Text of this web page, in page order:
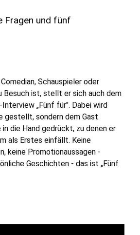
Fragen und fünf
Schauspieler oder
Besuch ist, stellt er sich auch dem
„Fünf für". Dabei wird
gestellt, sondern dem Gast
die Hand gedrückt, zu denen er
als Erstes einfällt. Keine
keine Promotionaussagen -
Geschichten - das ist „Fünf